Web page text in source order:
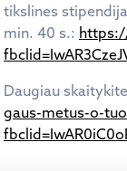
tikslines
min. 40 s.:
Daugiau
gaus-metus-o-